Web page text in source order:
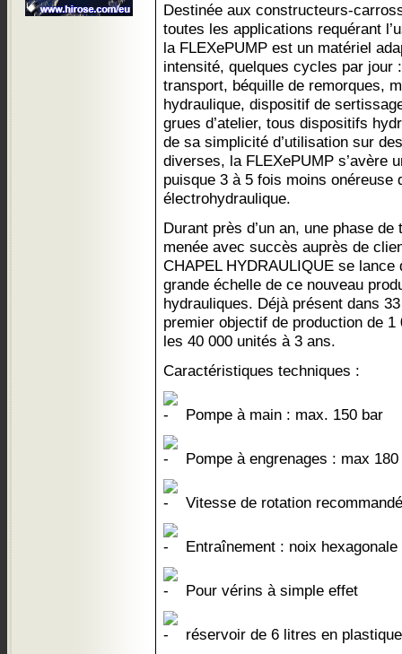
Destinée aux constructeurs-
toutes les applications requérant
la FLEXePUMP est un matériel
intensité, quelques cycles par jour
transport, béquille de remorques,
hydraulique, dispositif de
grues d’atelier, tous dispositifs
de sa simplicité d’utilisation sur
diverses, la FLEXePUMP s’avère
puisque 3 à 5 fois moins onéreuse
électrohydraulique.
Durant près d’un an, une phase
menée avec succès auprès de
CHAPEL HYDRAULIQUE se
grande échelle de ce nouveau
hydrauliques. Déjà présent dans
premier objectif de production de
les 40 000 unités à 3 ans.
Caractéristiques techniques :
Pompe à main : max. 150 bar
Pompe à engrenages : max
Vitesse de rotation
Entraînement : noix hexagonale
Pour vérins à simple effet
réservoir de 6 litres en